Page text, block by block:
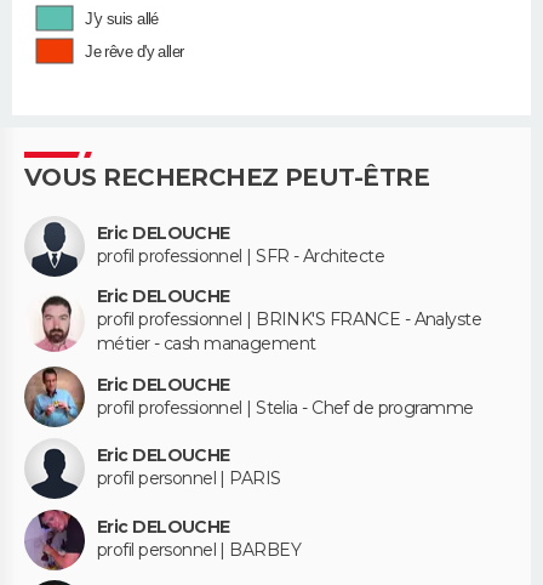
J'y suis allé
Je rêve d'y aller
VOUS RECHERCHEZ PEUT-ÊTRE
Eric DELOUCHE
profil professionnel | SFR - Architecte
Eric DELOUCHE
profil professionnel | BRINK'S FRANCE - Analyste
métier - cash management
Eric DELOUCHE
profil professionnel | Stelia - Chef de programme
Eric DELOUCHE
profil personnel | PARIS
Eric DELOUCHE
profil personnel | BARBEY